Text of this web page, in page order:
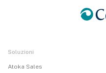
Soluzioni
Atoka Sales